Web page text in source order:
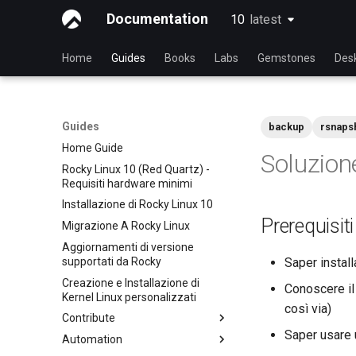
Documentation 10 latest
latest
Home Guides Books Labs Gemstones
Guides
Home Guide
Rocky Linux 10 (Red Quartz) -
Requisiti hardware minimi
Installazione di Rocky Linux 10
Migrazione A Rocky Linux
Aggiornamenti di versione
supportati da Rocky
Creazione e Installazione di
Kernel Linux personalizzati
Contribute
Index
Automation
backup
Prerequisiti
Saper
Conoscere
così via)
Saper usare